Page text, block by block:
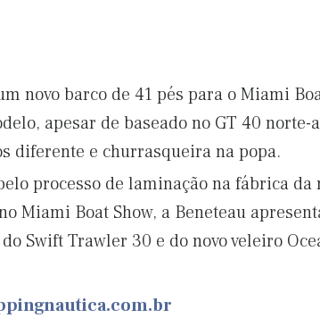
novo barco de 41 pés para o Miami
apesar de baseado no GT 40
diferente e churrasqueira na popa.
processo de laminação na fábrica da
Miami Boat Show, a Beneteau
Swift Trawler 30 e do novo veleiro